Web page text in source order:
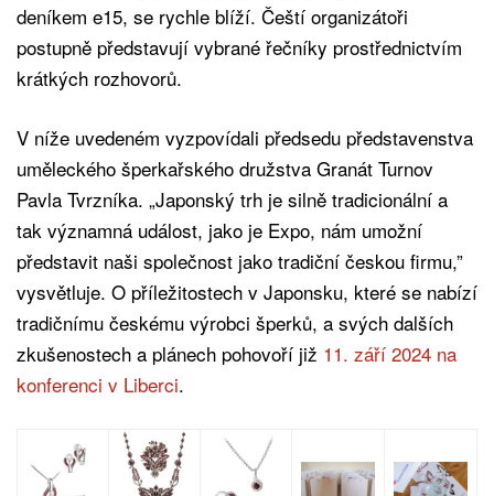
deníkem e15, se rychle blíží. Čeští organizátoři
postupně představují vybrané řečníky prostřednictvím
krátkých rozhovorů.
V níže uvedeném vyzpovídali předsedu představenstva
uměleckého šperkařského družstva Granát Turnov
Pavla Tvrzníka. „Japonský trh je silně tradicionální a
tak významná událost, jako je Expo, nám umožní
představit naši společnost jako tradiční českou firmu,”
vysvětluje. O příležitostech v Japonsku, které se nabízí
tradičnímu českému výrobci šperků, a svých dalších
zkušenostech a plánech pohovoří již 11. září 2024 na
konferenci v Liberci.